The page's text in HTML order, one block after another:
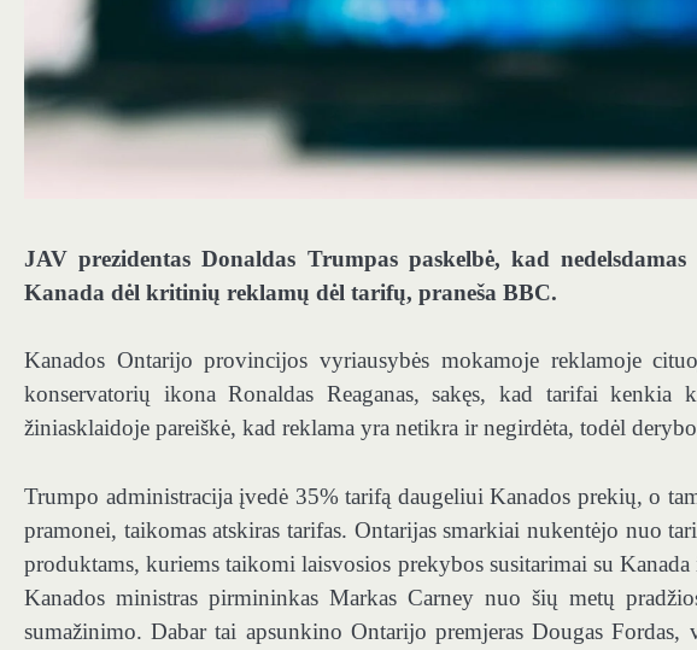
JAV prezidentas Donaldas Trumpas paskelbė, kad
Kanada dėl kritinių reklamų dėl tarifų, praneša BBC.
Kanados Ontarijo provincijos vyriausybės mokamoje reklamoje
konservatorių ikona Ronaldas Reaganas, sakęs, kad tarifai kenkia
žiniasklaidoje pareiškė, kad reklama yra netikra ir negirdėta, todėl
Trumpo administracija įvedė 35% tarifą daugeliui Kanados prekių, o
pramonei, taikomas atskiras tarifas. Ontarijas smarkiai nukentėjo nuo
produktams, kuriems taikomi laisvosios prekybos susitarimai su
Kanados ministras pirmininkas Markas Carney nuo šių metų
sumažinimo. Dabar tai apsunkino Ontarijo premjeras Dougas